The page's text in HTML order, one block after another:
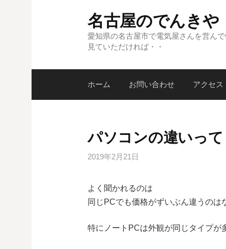
キ
名古屋のでんき
愛知県の名古屋市で電気屋さんを営ん
見ていただければ・・
ホーム お問い合わせ アクセス
パソコンの違いって
2019年2月21日
よく聞かれるのは
同じPCでも価格がずいぶん違うのは
特にノートPCは外観が同じタイプが